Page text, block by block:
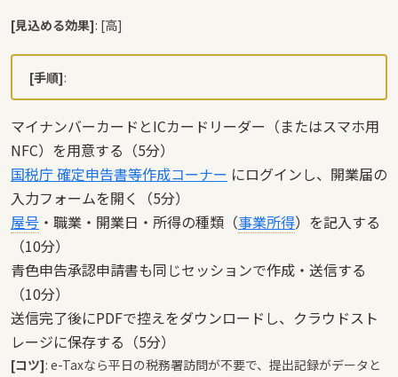
[見込める効果]: [高]
[手順]:
マイナンバーカードとICカードリーダー（またはスマホ用
NFC）を用意する（5分）
国税庁 確定申告書等作成コーナー にログインし、開業届の
入力フォームを開く（5分）
屋号 ・職業・開業日・所得の種類（事業所得）を記入する
（10分）
青色申告承認申請書も同じセッションで作成・送信する
（10分）
送信完了後にPDFで控えをダウンロードし、クラウドスト
レージに保存する（5分）
[コツ]: e-Taxなら平日の税務署訪問が不要で、提出記録がデータと